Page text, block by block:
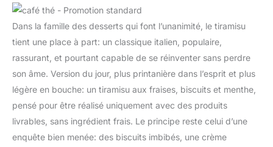
Dans la famille des desserts qui font l’unanimité, le tiramisu
tient une place à part: un classique italien, populaire,
rassurant, et pourtant capable de se réinventer sans perdre
son âme. Version du jour, plus printanière dans l’esprit et plus
légère en bouche: un tiramisu aux fraises, biscuits et menthe,
pensé pour être réalisé uniquement avec des produits
livrables, sans ingrédient frais. Le principe reste celui d’une
enquête bien menée: des biscuits imbibés, une crème